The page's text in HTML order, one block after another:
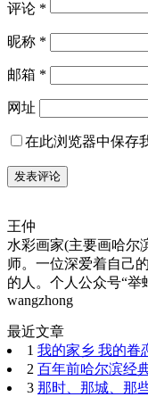
评论 *
昵称 *
邮箱 *
网址
在此浏览器中保存
王仲
水彩画家(主要画哈尔
师。一位深爱着自己
的人。个人公众号“举
wangzhong
最近文章
1 我的家乡 我的眷
2 百年前哈尔滨经
3 那时、那城、那